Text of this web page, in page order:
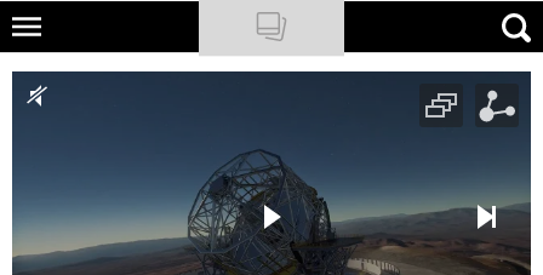
Skip
main
NATIONAL GEOGRAPHIC
Sklep